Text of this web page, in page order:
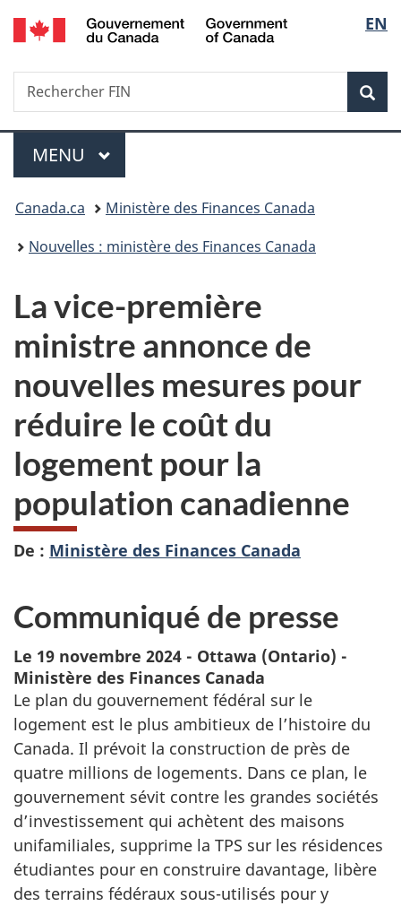
Passer
au
Passer
à
du
Passer
à
simplifiée
de
la
EN
Recherche
Rechercher
FIN
Menu
MENU PRINCIPAL
Vous
êtes
Canada.ca
Ministère des Finances Canada
Nouvelles : ministère des Finances Canada
La vice-première
ministre annonce de
nouvelles mesures pour
réduire le coût du
logement pour la
population canadienne
De : Ministère des Finances Canada
Communiqué de presse
Le 19 novembre 2024 - Ottawa (Ontario) -
Ministère des Finances Canada
Le plan du gouvernement fédéral sur le
logement est le plus ambitieux de l’histoire du
Canada. Il prévoit la construction de près de
quatre millions de logements. Dans ce plan, le
gouvernement sévit contre les grandes sociétés
d’investissement qui achètent des maisons
unifamiliales, supprime la TPS sur les résidences
étudiantes pour en construire davantage, libère
des terrains fédéraux sous-utilisés pour y